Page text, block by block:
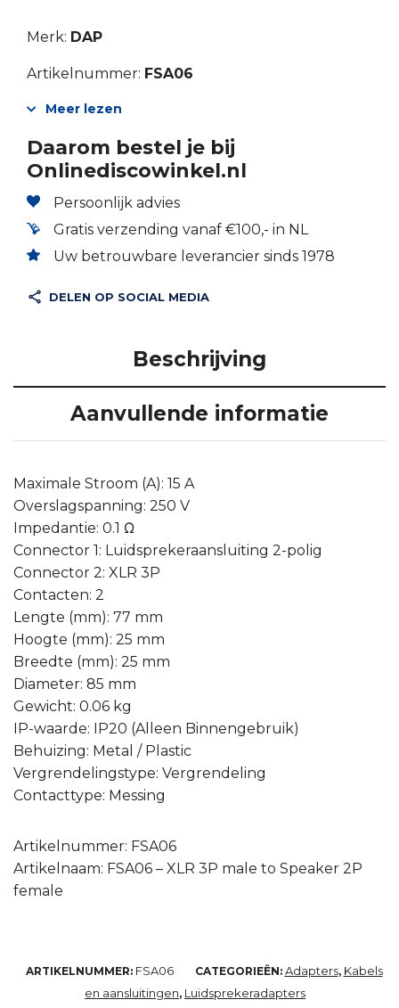
Merk: DAP
Artikelnummer: FSA06
Meer lezen
Daarom bestel je bij
Onlinediscowinkel.nl
Persoonlijk advies
Gratis verzending vanaf €100,- in NL
Uw betrouwbare leverancier sinds 1978
DELEN OP SOCIAL MEDIA
Beschrijving
Aanvullende informatie
Maximale Stroom (A): 15 A
Overslagspanning: 250 V
Impedantie: 0.1 Ω
Connector 1: Luidsprekeraansluiting 2-polig
Connector 2: XLR 3P
Contacten: 2
Lengte (mm): 77 mm
Hoogte (mm): 25 mm
Breedte (mm): 25 mm
Diameter: 85 mm
Gewicht: 0.06 kg
IP-waarde: IP20 (Alleen Binnengebruik)
Behuizing: Metal / Plastic
Vergrendelingstype: Vergrendeling
Contacttype: Messing
Artikelnummer: FSA06
Artikelnaam: FSA06 – XLR 3P male to Speaker 2P
female
ARTIKELNUMMER: FSA06 CATEGORIEËN: Adapters, Kabels
en aansluitingen, Luidsprekeradapters